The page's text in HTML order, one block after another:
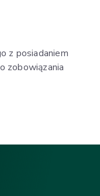
z posiadaniem
zobowiązania